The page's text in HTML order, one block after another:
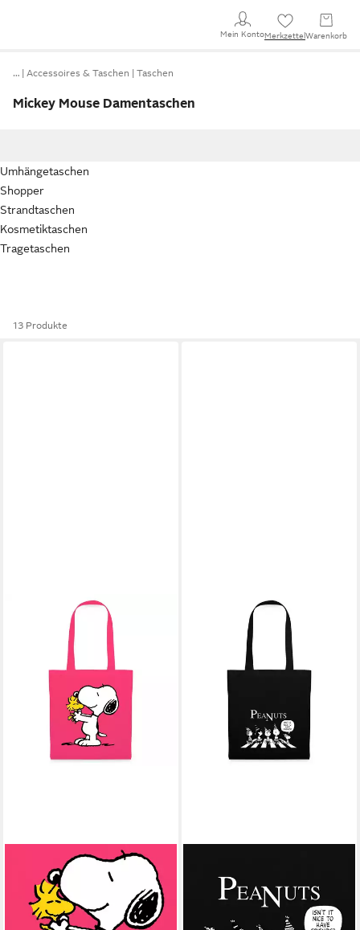
Mein KontoMerkzettel Warenkorb
… Accessoires & Taschen Taschen
Mickey Mouse Damentaschen
Umhängetaschen
Shopper
Strandtaschen
Kosmetiktaschen
Tragetaschen
13 Produkte